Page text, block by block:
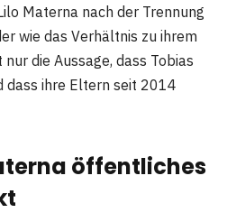
Materna nach der Trennung
wie das Verhältnis zu ihrem
die Aussage, dass Tobias
dass ihre Eltern seit 2014
öffentliches